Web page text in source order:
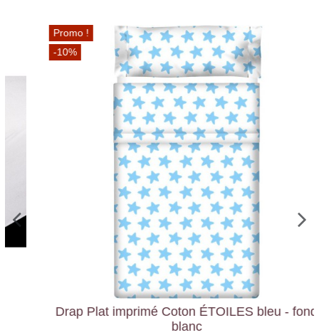
Promo !
Drap Plat imprimé Coton ÉTOILES bleu - fond
blanc